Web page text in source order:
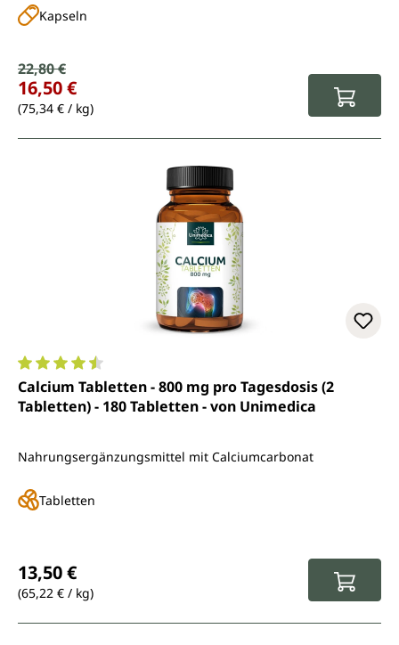
Kapseln
Verkaufspreis:
Regulärer Preis:
22,80 €
16,50 €
(75,34 € / kg)
Durchschnittliche Bewertung von 4.6 von 5 Sternen
Calcium Tabletten - 800 mg pro Tagesdosis (2
Tabletten) - 180 Tabletten - von Unimedica
Nahrungsergänzungsmittel mit Calciumcarbonat
Tabletten
13,50 €
(65,22 € / kg)